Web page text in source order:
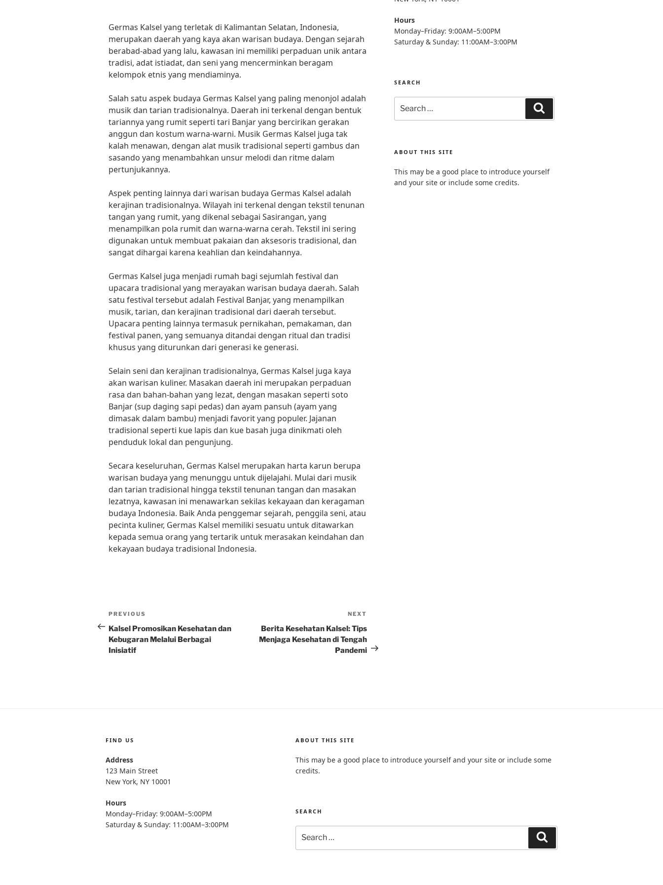
Germas Kalsel yang terletak di Kalimantan Selatan, Indonesia,
merupakan daerah yang kaya akan warisan budaya. Dengan sejarah
berabad-abad yang lalu, kawasan ini memiliki perpaduan unik antara
tradisi, adat istiadat, dan seni yang mencerminkan beragam
kelompok etnis yang mendiaminya.
Salah satu aspek budaya Germas Kalsel yang paling menonjol adalah
musik dan tarian tradisionalnya. Daerah ini terkenal dengan bentuk
tariannya yang rumit seperti tari Banjar yang bercirikan gerakan
anggun dan kostum warna-warni. Musik Germas Kalsel juga tak
kalah menawan, dengan alat musik tradisional seperti gambus dan
sasando yang menambahkan unsur melodi dan ritme dalam
pertunjukannya.
Aspek penting lainnya dari warisan budaya Germas Kalsel adalah
kerajinan tradisionalnya. Wilayah ini terkenal dengan tekstil tenunan
tangan yang rumit, yang dikenal sebagai Sasirangan, yang
menampilkan pola rumit dan warna-warna cerah. Tekstil ini sering
digunakan untuk membuat pakaian dan aksesoris tradisional, dan
sangat dihargai karena keahlian dan keindahannya.
Germas Kalsel juga menjadi rumah bagi sejumlah festival dan
upacara tradisional yang merayakan warisan budaya daerah. Salah
satu festival tersebut adalah Festival Banjar, yang menampilkan
musik, tarian, dan kerajinan tradisional dari daerah tersebut.
Upacara penting lainnya termasuk pernikahan, pemakaman, dan
festival panen, yang semuanya ditandai dengan ritual dan tradisi
khusus yang diturunkan dari generasi ke generasi.
Selain seni dan kerajinan tradisionalnya, Germas Kalsel juga kaya
akan warisan kuliner. Masakan daerah ini merupakan perpaduan
rasa dan bahan-bahan yang lezat, dengan masakan seperti soto
Banjar (sup daging sapi pedas) dan ayam pansuh (ayam yang
dimasak dalam bambu) menjadi favorit yang populer. Jajanan
tradisional seperti kue lapis dan kue basah juga dinikmati oleh
penduduk lokal dan pengunjung.
Secara keseluruhan, Germas Kalsel merupakan harta karun berupa
warisan budaya yang menunggu untuk dijelajahi. Mulai dari musik
dan tarian tradisional hingga tekstil tenunan tangan dan masakan
lezatnya, kawasan ini menawarkan sekilas kekayaan dan keragaman
budaya Indonesia. Baik Anda penggemar sejarah, penggila seni, atau
pecinta kuliner, Germas Kalsel memiliki sesuatu untuk ditawarkan
kepada semua orang yang tertarik untuk merasakan keindahan dan
kekayaan budaya tradisional Indonesia.
Post
navigation
Previous
Post
PREVIOUS
Kalsel Promosikan Kesehatan dan
Kebugaran Melalui Berbagai
Inisiatif
Post
NEXT
Berita Kesehatan Kalsel: Tips
Menjaga Kesehatan di Tengah
Pandemi
Hours
Monday–Friday: 9:00AM–5:00PM
Saturday & Sunday: 11:00AM–3:00PM
SEARCH
for:
ABOUT THIS SITE
This may be a good place to introduce yourself
and your site or include some credits.
FIND US
Address
123 Main Street
New York, NY 10001
Hours
Monday–Friday: 9:00AM–5:00PM
Saturday & Sunday: 11:00AM–3:00PM
ABOUT THIS SITE
This may be a good place to introduce yourself and your site or include some
credits.
SEARCH
for: